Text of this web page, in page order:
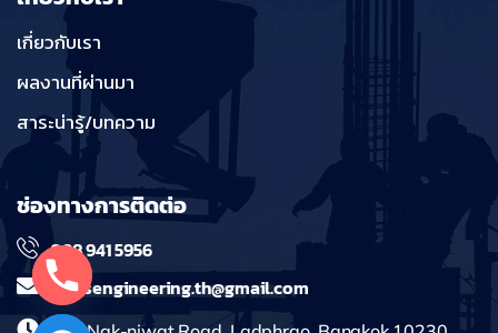
เกี่ยวกับเรา
ผลงานที่ผ่านมา
สาระน่ารู้/บทความ
ช่องทางการติดต่อ
098 941 5956
massengineering.th@gmail.com